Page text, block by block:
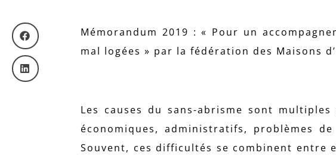
Mémorandum 2019 : « Pour un
mal logées » par la fédération des Maisons
Les causes du sans-abrisme sont
économiques, administratifs, problèmes
Souvent, ces difficultés se combinent